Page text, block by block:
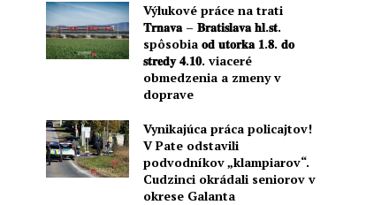
Výlukové práce na trati
𝐓𝐫𝐧𝐚𝐯𝐚 – 𝐁𝐫𝐚𝐭𝐢𝐬𝐥𝐚𝐯𝐚 𝐡𝐥.𝐬𝐭.
spôsobia 𝐨𝐝 𝐮𝐭𝐨𝐫𝐤𝐚 𝟏.𝟖. 𝐝𝐨
𝐬𝐭𝐫𝐞𝐝𝐲 𝟒.𝟏𝟎. viaceré
obmedzenia a zmeny v
doprave
Vynikajúca práca policajtov!
V Pate odstavili
podvodníkov „klampiarov“.
Cudzinci okrádali seniorov v
okrese Galanta